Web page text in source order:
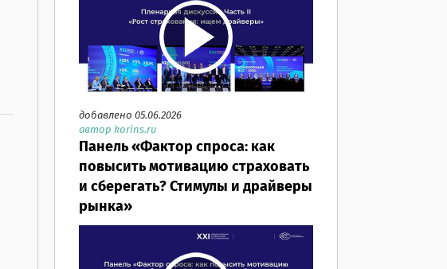
добавлено 05.06.2026
автор korins.ru
Панель «Фактор спроса: как
повысить мотивацию страховать
и сберегать? Стимулы и драйверы
рынка»